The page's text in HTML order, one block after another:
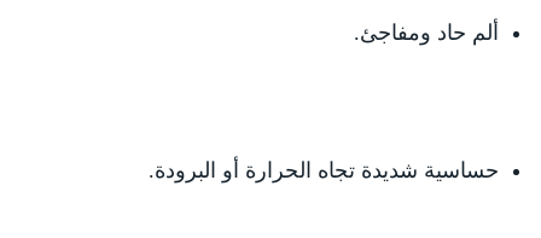
ألم حاد ومفاجئ.
حساسية شديدة تجاه الحرارة أو البرودة.